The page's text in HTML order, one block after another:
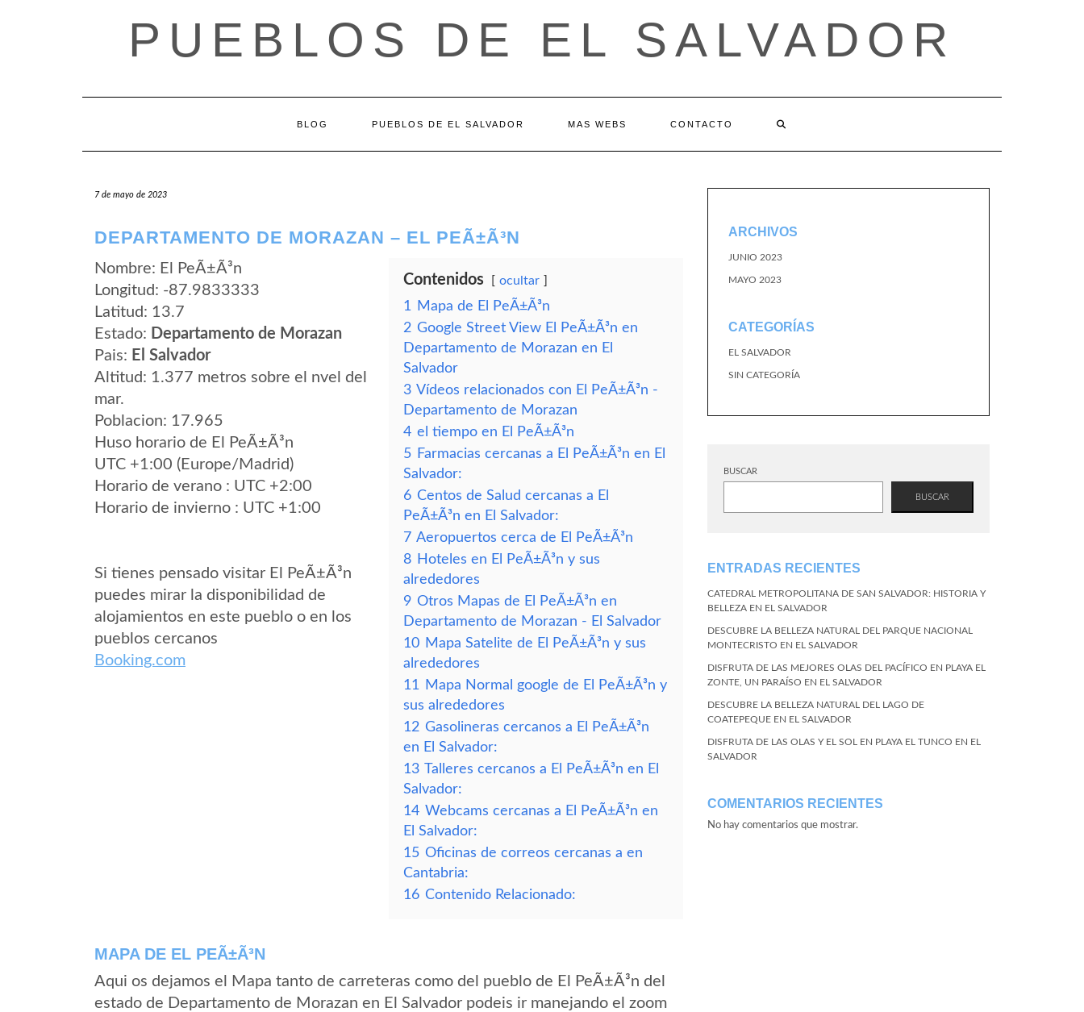
PUEBLOS DE EL SALVADOR
BLOG PUEBLOS DE EL SALVADOR MAS WEBS CONTACTO
7 de mayo de 2023
DEPARTAMENTO DE MORAZAN – EL PEÃ±Ã³N
Nombre: El PeÃ±Ã³n
Longitud: -87.9833333
Latitud: 13.7
Estado: Departamento de Morazan
Pais: El Salvador
Altitud: 1.377 metros sobre el nvel del
mar.
Poblacion: 17.965
Huso horario de El PeÃ±Ã³n
UTC +1:00 (Europe/Madrid)
Horario de verano : UTC +2:00
Horario de invierno : UTC +1:00
Si tienes pensado visitar El PeÃ±Ã³n
puedes mirar la disponibilidad de
alojamientos en este pueblo o en los
pueblos cercanos
Booking.com
Contenidos ocultar
1
Mapa de El PeÃ±Ã³n
2 Google Street View El PeÃ±Ã³n en
Departamento de Morazan en El
Salvador
3 Vídeos relacionados con El PeÃ±Ã³n -
Departamento de Morazan
4 el tiempo en El PeÃ±Ã³n
5 Farmacias cercanas a El PeÃ±Ã³n en El
Salvador:
6 Centos de Salud cercanas a El
PeÃ±Ã³n en El Salvador:
7 Aeropuertos cerca de El PeÃ±Ã³n
8 Hoteles en El PeÃ±Ã³n y sus
alrededores
9 Otros Mapas de El PeÃ±Ã³n en
Departamento de Morazan - El Salvador
10 Mapa Satelite de El PeÃ±Ã³n y sus
alrededores
11
Mapa Normal google de El PeÃ±Ã³n y
sus alrededores
12 Gasolineras cercanos a El PeÃ±Ã³n
en El Salvador:
13 Talleres cercanos a El PeÃ±Ã³n en El
Salvador:
14 Webcams cercanas a El PeÃ±Ã³n en
El Salvador:
15 Oficinas de correos cercanas a en
Cantabria:
16 Contenido Relacionado:
MAPA DE EL PEÃ±Ã³N
Aqui os dejamos el Mapa tanto de carreteras como del pueblo de El PeÃ±Ã³n del
estado de Departamento de Morazan en El Salvador podeis ir manejando el zoom
ARCHIVOS
JUNIO 2023
MAYO 2023
CATEGORÍAS
EL SALVADOR
SIN CATEGORÍA
BUSCAR
BUSCAR
ENTRADAS RECIENTES
CATEDRAL METROPOLITANA DE SAN SALVADOR: HISTORIA Y
BELLEZA EN EL SALVADOR
DESCUBRE LA BELLEZA NATURAL DEL PARQUE NACIONAL
MONTECRISTO EN EL SALVADOR
DISFRUTA DE LAS MEJORES OLAS DEL PACÍFICO EN PLAYA EL
ZONTE, UN PARAÍSO EN EL SALVADOR
DESCUBRE LA BELLEZA NATURAL DEL LAGO DE
COATEPEQUE EN EL SALVADOR
DISFRUTA DE LAS OLAS Y EL SOL EN PLAYA EL TUNCO EN EL
SALVADOR
COMENTARIOS RECIENTES
No hay comentarios que mostrar.